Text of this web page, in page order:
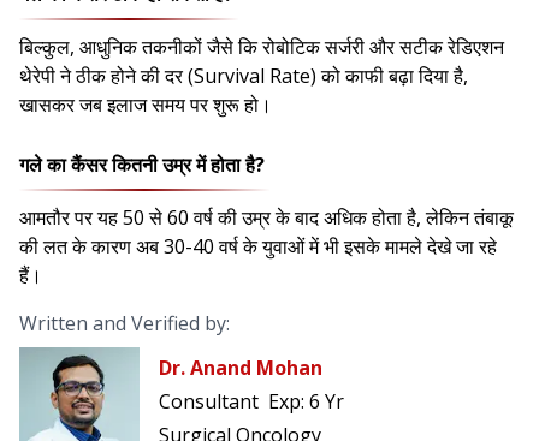
बिल्कुल, आधुनिक तकनीकों जैसे कि रोबोटिक सर्जरी और सटीक रेडिएशन
थेरेपी ने ठीक होने की दर (Survival Rate) को काफी बढ़ा दिया है,
खासकर जब इलाज समय पर शुरू हो।
गले का कैंसर कितनी उम्र में होता है?
आमतौर पर यह 50 से 60 वर्ष की उम्र के बाद अधिक होता है, लेकिन तंबाकू
की लत के कारण अब 30-40 वर्ष के युवाओं में भी इसके मामले देखे जा रहे
हैं।
Written and Verified by:
Dr. Anand Mohan
Consultant Exp: 6 Yr
Surgical Oncology